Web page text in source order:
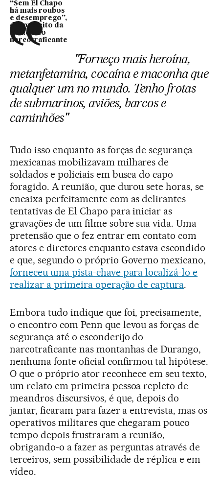
“Sem El Chapo
há mais roubos
e desemprego”,
diz prefeito da
cidade do
narcotraficante
"Forneço mais heroína,
metanfetamina, cocaína e maconha que
qualquer um no mundo. Tenho frotas
de submarinos, aviões, barcos e
caminhões"
Tudo isso enquanto as forças de segurança
mexicanas mobilizavam milhares de
soldados e policiais em busca do capo
foragido. A reunião, que durou sete horas, se
encaixa perfeitamente com as delirantes
tentativas de El Chapo para iniciar as
gravações de um filme sobre sua vida. Uma
pretensão que o fez entrar em contato com
atores e diretores enquanto estava escondido
e que, segundo o próprio Governo mexicano,
forneceu uma pista-chave para localizá-lo e
realizar a primeira operação de captura.
Embora tudo indique que foi, precisamente,
o encontro com Penn que levou as forças de
segurança até o esconderijo do
narcotraficante nas montanhas de Durango,
nenhuma fonte oficial confirmou tal hipótese.
O que o próprio ator reconhece em seu texto,
um relato em primeira pessoa repleto de
meandros discursivos, é que, depois do
jantar, ficaram para fazer a entrevista, mas os
operativos militares que chegaram pouco
tempo depois frustraram a reunião,
obrigando-o a fazer as perguntas através de
terceiros, sem possibilidade de réplica e em
vídeo.